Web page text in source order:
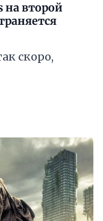
на второй
скоро,